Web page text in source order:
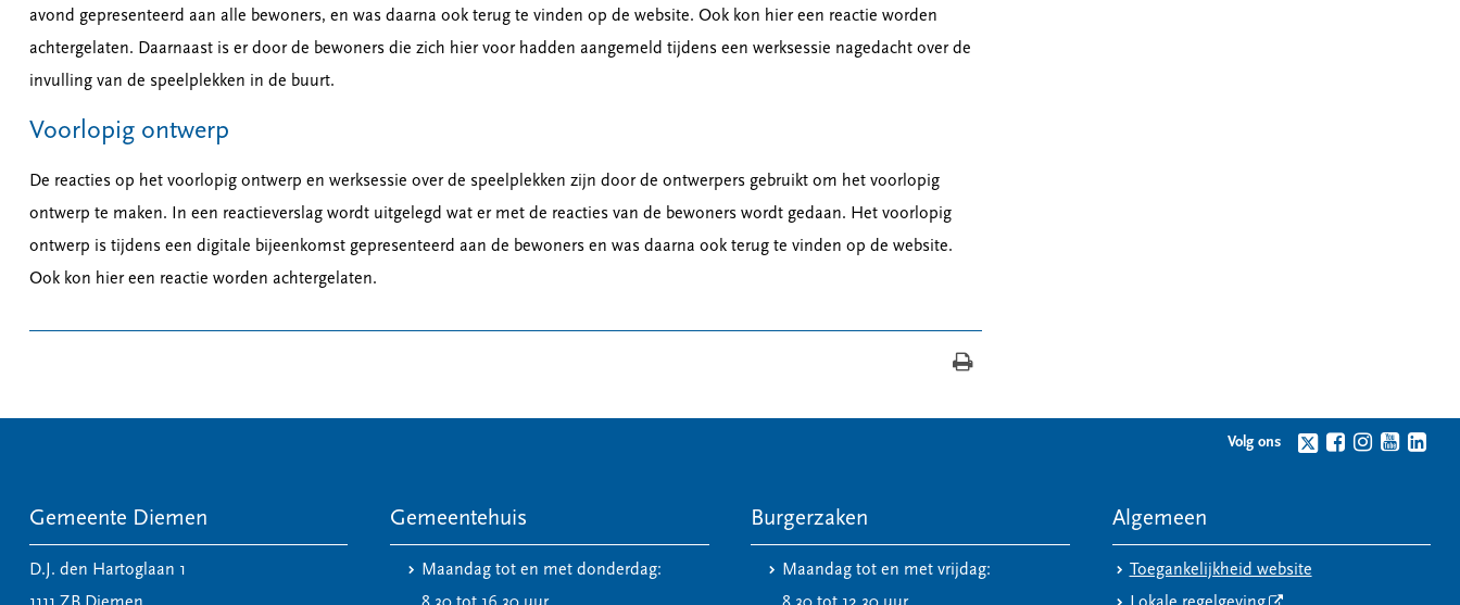
avond gepresenteerd aan alle bewoners, en was daarna ook terug te vinden op de website. Ook kon hier een reactie worden
achtergelaten. Daarnaast is er door de bewoners die zich hier voor hadden aangemeld tijdens een werksessie nagedacht over de
invulling van de speelplekken in de buurt.
Voorlopig ontwerp
De reacties op het voorlopig ontwerp en werksessie over de speelplekken zijn door de ontwerpers gebruikt om het voorlopig
ontwerp te maken. In een reactieverslag wordt uitgelegd wat er met de reacties van de bewoners wordt gedaan. Het voorlopig
ontwerp is tijdens een digitale bijeenkomst gepresenteerd aan de bewoners en was daarna ook terug te vinden op de website.
Ook kon hier een reactie worden achtergelaten.
Volg ons
Gemeente Diemen
D.J. den Hartoglaan 1
Gemeentehuis
Maandag tot en met donderdag:
Burgerzaken
Maandag tot en met vrijdag:
Algemeen
Toegankelijkheid website